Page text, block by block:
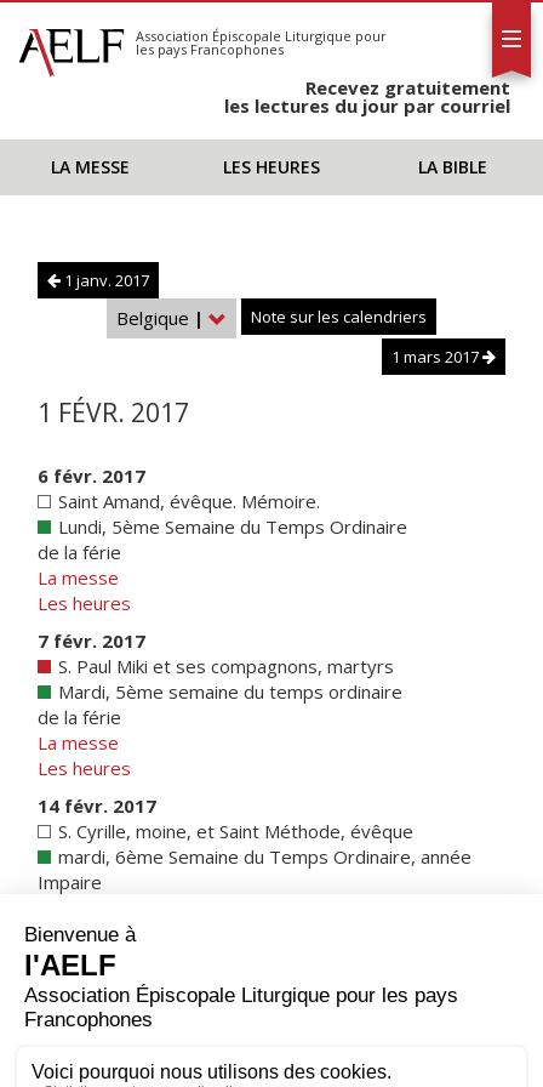
S'abonner
Calendrier
Association Épiscopale Liturgique pour
les pays Francophones
Recevez gratuitement
les lectures du jour par courriel
LA MESSE LES HEURES LA BIBLE
1 janv. 2017
Belgique |
Note sur les calendriers
1 mars 2017
1 FÉVR. 2017
6 févr. 2017
Saint Amand, évêque. Mémoire.
Lundi, 5ème Semaine du Temps Ordinaire
de la férie
La messe
Les heures
7 févr. 2017
S. Paul Miki et ses compagnons, martyrs
Mardi, 5ème semaine du temps ordinaire
de la férie
La messe
Les heures
14 févr. 2017
S. Cyrille, moine, et Saint Méthode, évêque
mardi, 6ème Semaine du Temps Ordinaire, année
Impaire
Les heures
1 janv. 2017